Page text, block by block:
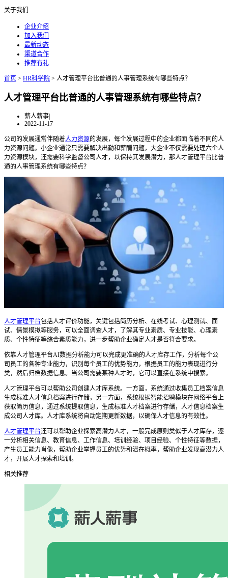
关于我们
企业介绍
加入我们
最新动态
渠道合作
推荐有礼
首页 > HR科学院 > 人才管理平台比普通的人事管理系统有哪些特点？
人才管理平台比普通的人事管理系统有哪些特点？
薪人薪事|
2022-11-17
公司的发展通常伴随着人力资源的发展，每个发展过程中的企业都面临着不同的人
力资源问题。小企业通常只需要解决出勤和薪酬问题，大企业不仅需要处理六个人
力资源模块，还需要科学监督公司人才，以保持其发展潜力，那人才管理平台比普
通的人事管理系统有哪些特点？
人才管理平台包括人才评价功能，关键包括简历分析、在线考试、心理测试、面
试、情景模拟等服务，可以全面调查人才，了解其专业素质、专业技能、心理素
质、个性特征等综合素质能力，进一步帮助企业确定人才是否符合要求。
依靠人才管理平台AI数据分析能力可以完成更准确的人才库存工作，分析每个公
司员工的各种专业能力，识别每个员工的优势能力，根据员工的能力表现进行分
类，然后归档数据信息。当公司需要某种人才时，它可以直接在系统中搜索。
人才管理平台可以帮助公司创建人才库系统。一方面，系统通过收集员工档案信息
生成标准人才信息档案进行存储，另一方面，系统根据智能招聘模块在网络平台上
获取简历信息，通过系统提取信息，生成标准人才档案进行存储，人才信息档案生
成公司人才库。人才库系统将自动定期更新数据，以确保人才信息的有效性。
人才管理平台还可以帮助企业探索高潜力人才，一般完成原则类似于人才库存，逐
一分析相关信息、教育信息、工作信息、培训经验、项目经验、个性特征等数据，
产生员工能力肖像，帮助企业掌握员工的优势和潜在概率，帮助企业发现高潜力人
才，开展人才探索和培训。
相关推荐